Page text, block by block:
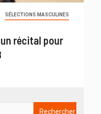
SÉLECTIONS MASCULINES
récital pour